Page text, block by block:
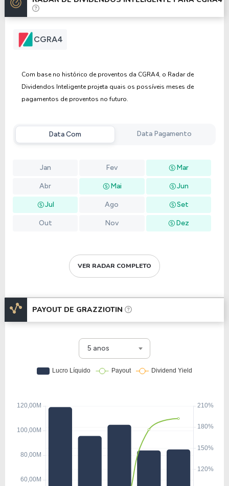
CGRA4
Com base no histórico de proventos da CGRA4, o Radar de
Dividendos Inteligente projeta quais os possíveis meses de
pagamentos de proventos no futuro.
Data Com Data Pagamento
Jan Fev Mar
Abr Mai Jun
Jul Ago Set
Out Nov Dez
VER RADAR COMPLETO
PAYOUT DE GRAZZIOTIN
5 anos